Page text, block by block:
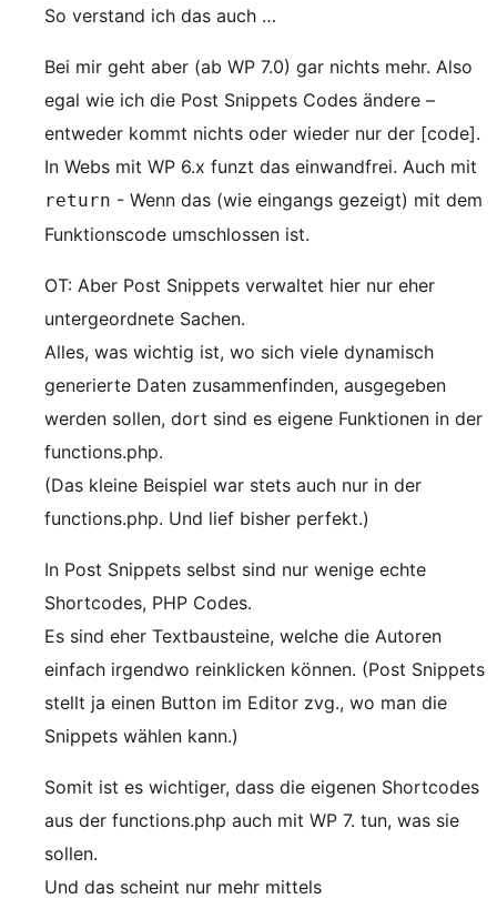
So verstand ich das auch …
Bei mir geht aber (ab WP 7.0) gar nichts mehr. Also
egal wie ich die Post Snippets Codes ändere –
entweder kommt nichts oder wieder nur der [code].
In Webs mit WP 6.x funzt das einwandfrei. Auch mit
return - Wenn das (wie eingangs gezeigt) mit dem
Funktionscode umschlossen ist.
OT: Aber Post Snippets verwaltet hier nur eher
untergeordnete Sachen.
Alles, was wichtig ist, wo sich viele dynamisch
generierte Daten zusammenfinden, ausgegeben
werden sollen, dort sind es eigene Funktionen in der
functions.php.
(Das kleine Beispiel war stets auch nur in der
functions.php. Und lief bisher perfekt.)
In Post Snippets selbst sind nur wenige echte
Shortcodes, PHP Codes.
Es sind eher Textbausteine, welche die Autoren
einfach irgendwo reinklicken können. (Post Snippets
stellt ja einen Button im Editor zvg., wo man die
Snippets wählen kann.)
Somit ist es wichtiger, dass die eigenen Shortcodes
aus der functions.php auch mit WP 7. tun, was sie
sollen.
Und das scheint nur mehr mittels